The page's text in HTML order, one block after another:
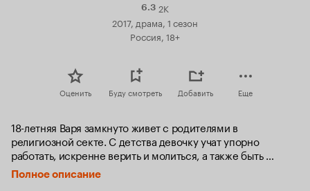
6.3Рейтинг
Кинопоиска
2K
2017, драма, 1 сезон
Россия, 18+
Оценить Буду смотреть Добавить Еще
18-летняя Варя замкнуто живет с родителями в
религиозной секте. С детства девочку учат упорно
работать, искренне верить и молиться, а также быть
абсолютно послушной воле главы общины – Светлейшего.
Именно ее он наметил на роль своей четвертой жены. Но
Полное описание